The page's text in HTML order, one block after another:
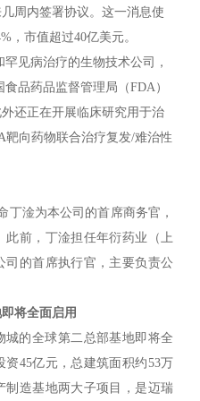
周内签署协议。这一消息使
，市值超过40亿美元。
见病治疗的生物技术公司，
品药品监督管理局（FDA）
还正在开展临床研究用于治
向药物联合治疗复发/难治性
丁淦为本公司的首席商务官，
此前，丁淦担任年衍药业（上
司的首席执行官，主要负责公
将全面启用
城的全球第二总部基地即将全
45亿元，总建筑面积约53万
制造基地两大子项目，是迈瑞